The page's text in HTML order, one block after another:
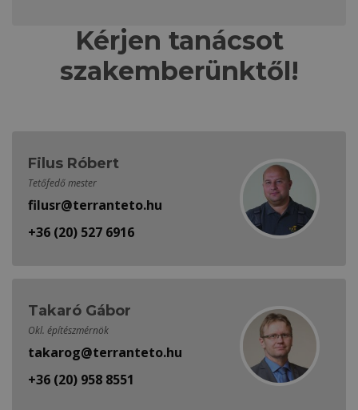
Kérjen tanácsot
szakemberünktől!
Filus Róbert
Tetőfedő mester
filusr@terranteto.hu
+36 (20) 527 6916
Takaró Gábor
Okl. építészmérnök
takarog@terranteto.hu
+36 (20) 958 8551